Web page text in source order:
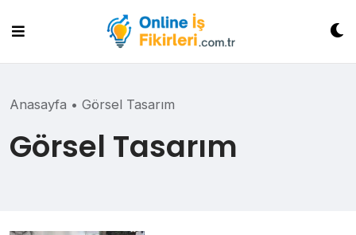
content
Anasayfa • Görsel Tasarım
Görsel Tasarım